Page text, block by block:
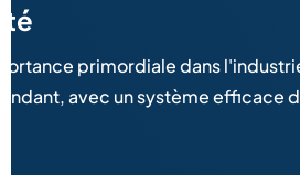
primordiale dans
avec un système